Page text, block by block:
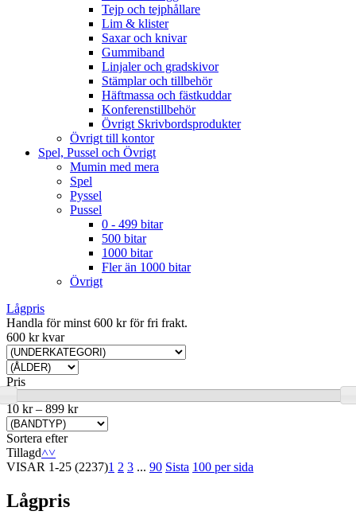
Tejp och tejphållare
Lim & klister
Saxar och knivar
Gummiband
Linjaler och gradskivor
Stämplar och tillbehör
Häftmassa och fästkuddar
Konferenstillbehör
Övrigt Skrivbordsprodukter
Övrigt till kontor
Spel, Pussel och Övrigt
Mumin med mera
Spel
Pyssel
Pussel
0 - 499 bitar
500 bitar
1000 bitar
Fler än 1000 bitar
Övrigt
Lågpris
Handla för minst 600 kr för fri frakt.
600 kr kvar
Pris
10 kr– 899 kr
Sortera efter
Tillagd˄˅
VISAR 1-25 (2237)1 2 3 ... 90 Sista 100 per sida
Lågpris